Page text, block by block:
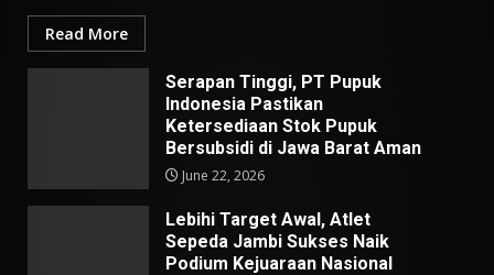
Read More
Serapan Tinggi, PT Pupuk
Indonesia Pastikan
Ketersediaan Stok Pupuk
Bersubsidi di Jawa Barat Aman
June 22, 2026
Lebihi Target Awal, Atlet
Sepeda Jambi Sukses Naik
Podium Kejuaraan Nasional